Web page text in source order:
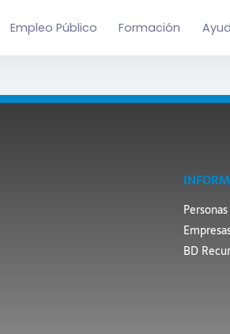
Empleo Público Formación
BD